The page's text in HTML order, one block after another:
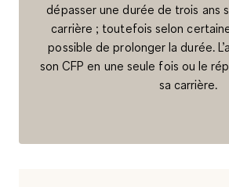
dépasser une durée de trois ans
carrière ; toutefois selon
possible de prolonger la durée.
son CFP en une seule fois ou le
sa carrière.